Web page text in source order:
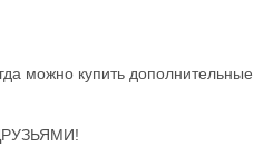
можно купить дополнительные